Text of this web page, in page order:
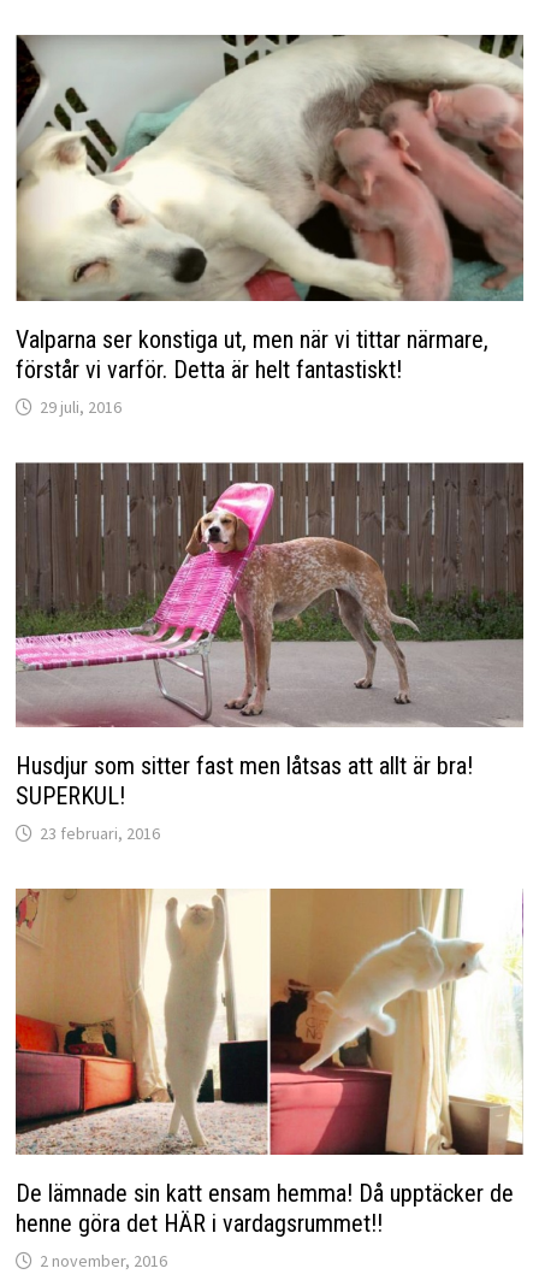
Valparna ser konstiga ut, men när vi tittar närmare,
förstår vi varför. Detta är helt fantastiskt!
29 juli, 2016
Husdjur som sitter fast men låtsas att allt är bra!
SUPERKUL!
23 februari, 2016
De lämnade sin katt ensam hemma! Då upptäcker de
henne göra det HÄR i vardagsrummet!!
2 november, 2016